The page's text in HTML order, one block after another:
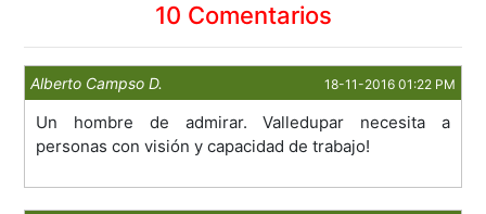
10 Comentarios
Alberto Campso D. 18-11-2016 01:22 PM
Un hombre de admirar. Valledupar necesita a
personas con visión y capacidad de trabajo!